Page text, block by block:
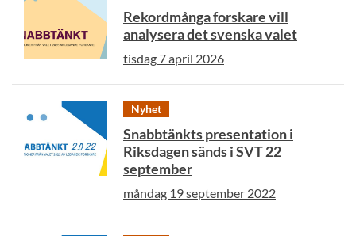
Rekordmånga forskare vill
analysera det svenska valet
tisdag 7 april 2026
Nyhet
Snabbtänkts presentation i
Riksdagen sänds i SVT 22
september
måndag 19 september 2022